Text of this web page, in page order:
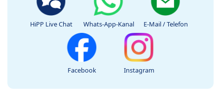
HiPP Live Chat Whats-App-Kanal E-Mail / Telefon
Facebook Instagram